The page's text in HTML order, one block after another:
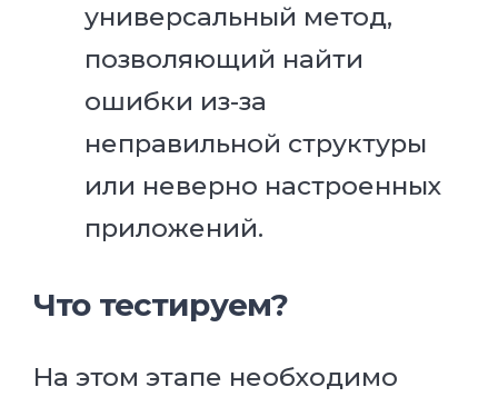
универсальный метод,
позволяющий найти
ошибки из-за
неправильной структуры
или неверно настроенных
приложений.
Что тестируем?
На этом этапе необходимо